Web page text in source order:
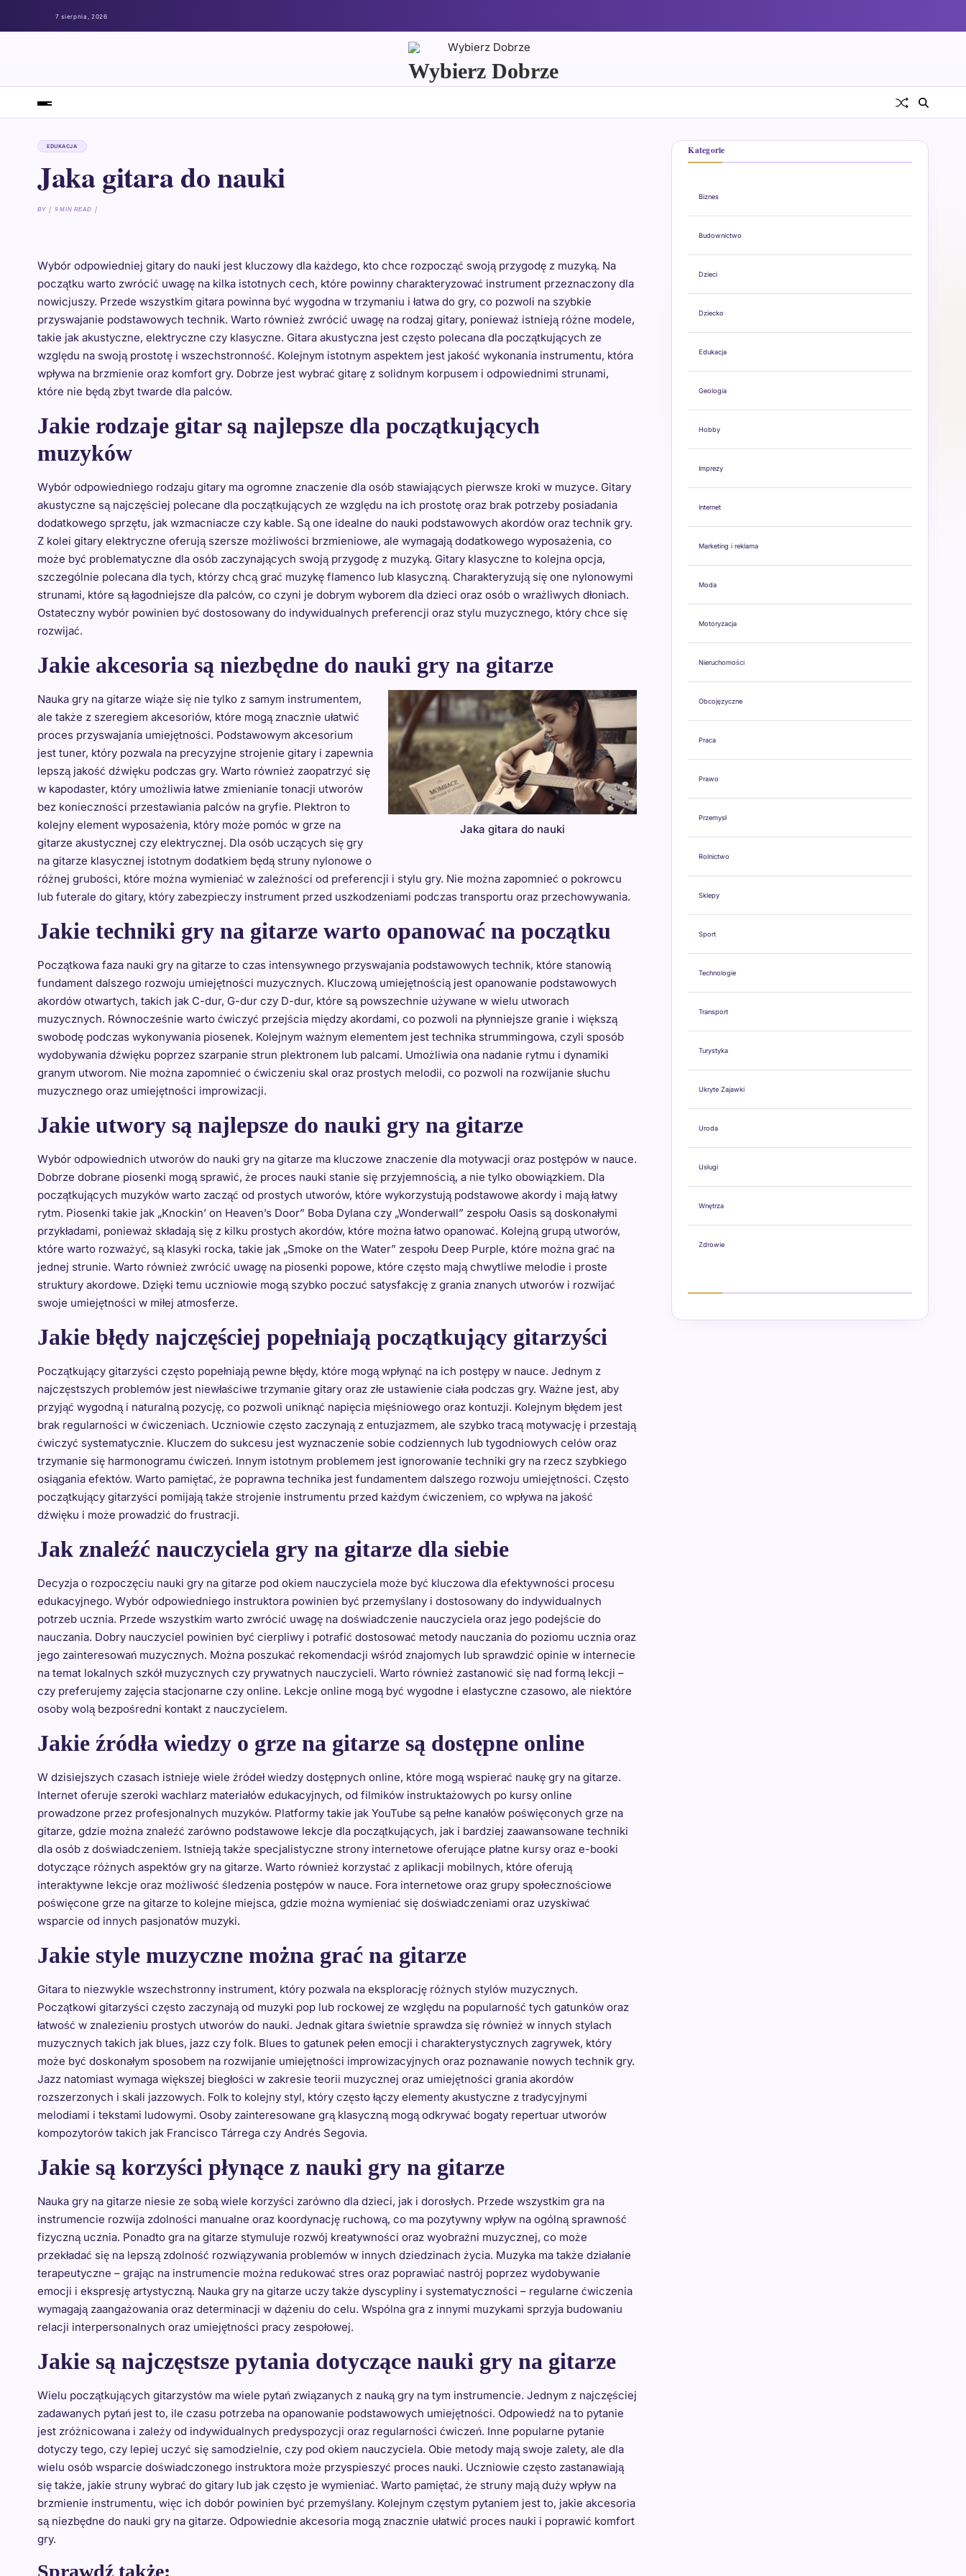
7 sierpnia, 2026
Wybierz Dobrze
EDUKACJA
Jaka gitara do nauki
BY 9 MIN READ
Wybór odpowiedniej gitary do nauki jest kluczowy dla każdego, kto chce rozpocząć swoją przygodę z muzyką. Na
początku warto zwrócić uwagę na kilka istotnych cech, które powinny charakteryzować instrument przeznaczony dla
nowicjuszy. Przede wszystkim gitara powinna być wygodna w trzymaniu i łatwa do gry, co pozwoli na szybkie
przyswajanie podstawowych technik. Warto również zwrócić uwagę na rodzaj gitary, ponieważ istnieją różne modele,
takie jak akustyczne, elektryczne czy klasyczne. Gitara akustyczna jest często polecana dla początkujących ze
względu na swoją prostotę i wszechstronność. Kolejnym istotnym aspektem jest jakość wykonania instrumentu, która
wpływa na brzmienie oraz komfort gry. Dobrze jest wybrać gitarę z solidnym korpusem i odpowiednimi strunami,
które nie będą zbyt twarde dla palców.
Jakie rodzaje gitar są najlepsze dla początkujących
muzyków
Wybór odpowiedniego rodzaju gitary ma ogromne znaczenie dla osób stawiających pierwsze kroki w muzyce. Gitary
akustyczne są najczęściej polecane dla początkujących ze względu na ich prostotę oraz brak potrzeby posiadania
dodatkowego sprzętu, jak wzmacniacze czy kable. Są one idealne do nauki podstawowych akordów oraz technik gry.
Z kolei gitary elektryczne oferują szersze możliwości brzmieniowe, ale wymagają dodatkowego wyposażenia, co
może być problematyczne dla osób zaczynających swoją przygodę z muzyką. Gitary klasyczne to kolejna opcja,
szczególnie polecana dla tych, którzy chcą grać muzykę flamenco lub klasyczną. Charakteryzują się one nylonowymi
strunami, które są łagodniejsze dla palców, co czyni je dobrym wyborem dla dzieci oraz osób o wrażliwych dłoniach.
Ostateczny wybór powinien być dostosowany do indywidualnych preferencji oraz stylu muzycznego, który chce się
rozwijać.
Jakie akcesoria są niezbędne do nauki gry na gitarze
Jaka gitara do nauki
Nauka gry na gitarze wiąże się nie tylko z samym instrumentem,
ale także z szeregiem akcesoriów, które mogą znacznie ułatwić
proces przyswajania umiejętności. Podstawowym akcesorium
jest tuner, który pozwala na precyzyjne strojenie gitary i zapewnia
lepszą jakość dźwięku podczas gry. Warto również zaopatrzyć się
w kapodaster, który umożliwia łatwe zmienianie tonacji utworów
bez konieczności przestawiania palców na gryfie. Plektron to
kolejny element wyposażenia, który może pomóc w grze na
gitarze akustycznej czy elektrycznej. Dla osób uczących się gry
na gitarze klasycznej istotnym dodatkiem będą struny nylonowe o
różnej grubości, które można wymieniać w zależności od preferencji i stylu gry. Nie można zapomnieć o pokrowcu
lub futerale do gitary, który zabezpieczy instrument przed uszkodzeniami podczas transportu oraz przechowywania.
Jakie techniki gry na gitarze warto opanować na początku
Początkowa faza nauki gry na gitarze to czas intensywnego przyswajania podstawowych technik, które stanowią
fundament dalszego rozwoju umiejętności muzycznych. Kluczową umiejętnością jest opanowanie podstawowych
akordów otwartych, takich jak C-dur, G-dur czy D-dur, które są powszechnie używane w wielu utworach
muzycznych. Równocześnie warto ćwiczyć przejścia między akordami, co pozwoli na płynniejsze granie i większą
swobodę podczas wykonywania piosenek. Kolejnym ważnym elementem jest technika strummingowa, czyli sposób
wydobywania dźwięku poprzez szarpanie strun plektronem lub palcami. Umożliwia ona nadanie rytmu i dynamiki
granym utworom. Nie można zapomnieć o ćwiczeniu skal oraz prostych melodii, co pozwoli na rozwijanie słuchu
muzycznego oraz umiejętności improwizacji.
Jakie utwory są najlepsze do nauki gry na gitarze
Wybór odpowiednich utworów do nauki gry na gitarze ma kluczowe znaczenie dla motywacji oraz postępów w nauce.
Dobrze dobrane piosenki mogą sprawić, że proces nauki stanie się przyjemnością, a nie tylko obowiązkiem. Dla
początkujących muzyków warto zacząć od prostych utworów, które wykorzystują podstawowe akordy i mają łatwy
rytm. Piosenki takie jak „Knockin’ on Heaven’s Door” Boba Dylana czy „Wonderwall” zespołu Oasis są doskonałymi
przykładami, ponieważ składają się z kilku prostych akordów, które można łatwo opanować. Kolejną grupą utworów,
które warto rozważyć, są klasyki rocka, takie jak „Smoke on the Water” zespołu Deep Purple, które można grać na
jednej strunie. Warto również zwrócić uwagę na piosenki popowe, które często mają chwytliwe melodie i proste
struktury akordowe. Dzięki temu uczniowie mogą szybko poczuć satysfakcję z grania znanych utworów i rozwijać
swoje umiejętności w miłej atmosferze.
Jakie błędy najczęściej popełniają początkujący gitarzyści
Początkujący gitarzyści często popełniają pewne błędy, które mogą wpłynąć na ich postępy w nauce. Jednym z
najczęstszych problemów jest niewłaściwe trzymanie gitary oraz złe ustawienie ciała podczas gry. Ważne jest, aby
przyjąć wygodną i naturalną pozycję, co pozwoli uniknąć napięcia mięśniowego oraz kontuzji. Kolejnym błędem jest
brak regularności w ćwiczeniach. Uczniowie często zaczynają z entuzjazmem, ale szybko tracą motywację i przestają
ćwiczyć systematycznie. Kluczem do sukcesu jest wyznaczenie sobie codziennych lub tygodniowych celów oraz
trzymanie się harmonogramu ćwiczeń. Innym istotnym problemem jest ignorowanie techniki gry na rzecz szybkiego
osiągania efektów. Warto pamiętać, że poprawna technika jest fundamentem dalszego rozwoju umiejętności. Często
początkujący gitarzyści pomijają także strojenie instrumentu przed każdym ćwiczeniem, co wpływa na jakość
dźwięku i może prowadzić do frustracji.
Jak znaleźć nauczyciela gry na gitarze dla siebie
Decyzja o rozpoczęciu nauki gry na gitarze pod okiem nauczyciela może być kluczowa dla efektywności procesu
edukacyjnego. Wybór odpowiedniego instruktora powinien być przemyślany i dostosowany do indywidualnych
potrzeb ucznia. Przede wszystkim warto zwrócić uwagę na doświadczenie nauczyciela oraz jego podejście do
nauczania. Dobry nauczyciel powinien być cierpliwy i potrafić dostosować metody nauczania do poziomu ucznia oraz
jego zainteresowań muzycznych. Można poszukać rekomendacji wśród znajomych lub sprawdzić opinie w internecie
na temat lokalnych szkół muzycznych czy prywatnych nauczycieli. Warto również zastanowić się nad formą lekcji –
czy preferujemy zajęcia stacjonarne czy online. Lekcje online mogą być wygodne i elastyczne czasowo, ale niektóre
osoby wolą bezpośredni kontakt z nauczycielem.
Jakie źródła wiedzy o grze na gitarze są dostępne online
W dzisiejszych czasach istnieje wiele źródeł wiedzy dostępnych online, które mogą wspierać naukę gry na gitarze.
Internet oferuje szeroki wachlarz materiałów edukacyjnych, od filmików instruktażowych po kursy online
prowadzone przez profesjonalnych muzyków. Platformy takie jak YouTube są pełne kanałów poświęconych grze na
gitarze, gdzie można znaleźć zarówno podstawowe lekcje dla początkujących, jak i bardziej zaawansowane techniki
dla osób z doświadczeniem. Istnieją także specjalistyczne strony internetowe oferujące płatne kursy oraz e-booki
dotyczące różnych aspektów gry na gitarze. Warto również korzystać z aplikacji mobilnych, które oferują
interaktywne lekcje oraz możliwość śledzenia postępów w nauce. Fora internetowe oraz grupy społecznościowe
poświęcone grze na gitarze to kolejne miejsca, gdzie można wymieniać się doświadczeniami oraz uzyskiwać
wsparcie od innych pasjonatów muzyki.
Jakie style muzyczne można grać na gitarze
Gitara to niezwykle wszechstronny instrument, który pozwala na eksplorację różnych stylów muzycznych.
Początkowi gitarzyści często zaczynają od muzyki pop lub rockowej ze względu na popularność tych gatunków oraz
łatwość w znalezieniu prostych utworów do nauki. Jednak gitara świetnie sprawdza się również w innych stylach
muzycznych takich jak blues, jazz czy folk. Blues to gatunek pełen emocji i charakterystycznych zagrywek, który
może być doskonałym sposobem na rozwijanie umiejętności improwizacyjnych oraz poznawanie nowych technik gry.
Jazz natomiast wymaga większej biegłości w zakresie teorii muzycznej oraz umiejętności grania akordów
rozszerzonych i skali jazzowych. Folk to kolejny styl, który często łączy elementy akustyczne z tradycyjnymi
melodiami i tekstami ludowymi. Osoby zainteresowane grą klasyczną mogą odkrywać bogaty repertuar utworów
kompozytorów takich jak Francisco Tárrega czy Andrés Segovia.
Jakie są korzyści płynące z nauki gry na gitarze
Nauka gry na gitarze niesie ze sobą wiele korzyści zarówno dla dzieci, jak i dorosłych. Przede wszystkim gra na
instrumencie rozwija zdolności manualne oraz koordynację ruchową, co ma pozytywny wpływ na ogólną sprawność
fizyczną ucznia. Ponadto gra na gitarze stymuluje rozwój kreatywności oraz wyobraźni muzycznej, co może
przekładać się na lepszą zdolność rozwiązywania problemów w innych dziedzinach życia. Muzyka ma także działanie
terapeutyczne – grając na instrumencie można redukować stres oraz poprawiać nastrój poprzez wydobywanie
emocji i ekspresję artystyczną. Nauka gry na gitarze uczy także dyscypliny i systematyczności – regularne ćwiczenia
wymagają zaangażowania oraz determinacji w dążeniu do celu. Wspólna gra z innymi muzykami sprzyja budowaniu
relacji interpersonalnych oraz umiejętności pracy zespołowej.
Jakie są najczęstsze pytania dotyczące nauki gry na gitarze
Wielu początkujących gitarzystów ma wiele pytań związanych z nauką gry na tym instrumencie. Jednym z najczęściej
zadawanych pytań jest to, ile czasu potrzeba na opanowanie podstawowych umiejętności. Odpowiedź na to pytanie
jest zróżnicowana i zależy od indywidualnych predyspozycji oraz regularności ćwiczeń. Inne popularne pytanie
dotyczy tego, czy lepiej uczyć się samodzielnie, czy pod okiem nauczyciela. Obie metody mają swoje zalety, ale dla
wielu osób wsparcie doświadczonego instruktora może przyspieszyć proces nauki. Uczniowie często zastanawiają
się także, jakie struny wybrać do gitary lub jak często je wymieniać. Warto pamiętać, że struny mają duży wpływ na
brzmienie instrumentu, więc ich dobór powinien być przemyślany. Kolejnym częstym pytaniem jest to, jakie akcesoria
są niezbędne do nauki gry na gitarze. Odpowiednie akcesoria mogą znacznie ułatwić proces nauki i poprawić komfort
gry.
Sprawdź także:
Kategorie
Biznes
Budownictwo
Dzieci
Dziecko
Edukacja
Geologia
Hobby
Imprezy
Internet
Marketing i reklama
Moda
Motoryzacja
Nieruchomości
Obcojęzyczne
Praca
Prawo
Przemysł
Rolnictwo
Sklepy
Sport
Technologie
Transport
Turystyka
Ukryte Zajawki
Uroda
Usługi
Wnętrza
Zdrowie